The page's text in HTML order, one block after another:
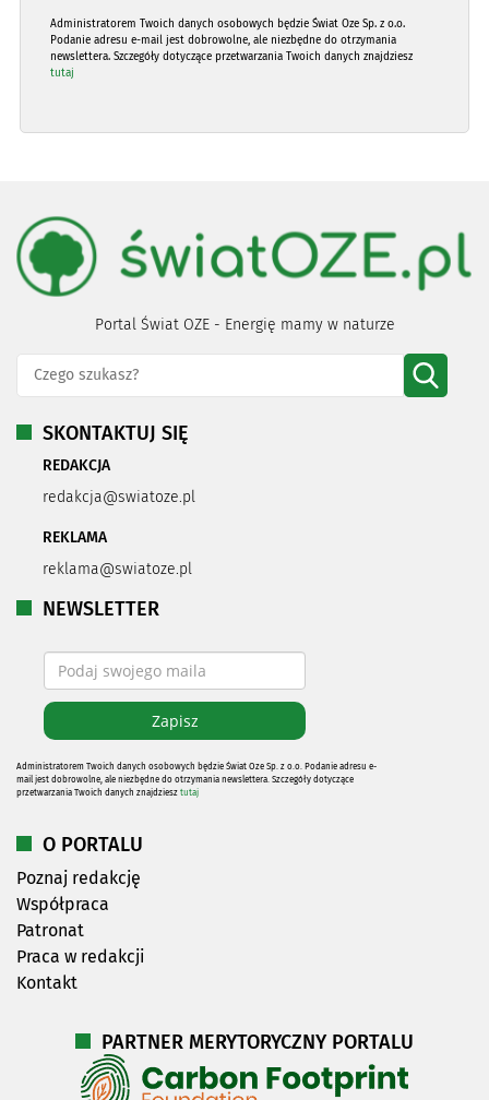
Administratorem Twoich danych osobowych będzie Świat Oze Sp. z o.o.
Podanie adresu e-mail jest dobrowolne, ale niezbędne do otrzymania
newslettera. Szczegóły dotyczące przetwarzania Twoich danych znajdziesz
tutaj
Portal Świat OZE - Energię mamy w naturze
SKONTAKTUJ SIĘ
REDAKCJA
redakcja@swiatoze.pl
REKLAMA
reklama@swiatoze.pl
NEWSLETTER
Administratorem Twoich danych osobowych będzie Świat Oze Sp. z o.o. Podanie adresu e-
mail jest dobrowolne, ale niezbędne do otrzymania newslettera. Szczegóły dotyczące
przetwarzania Twoich danych znajdziesz tutaj
O PORTALU
Poznaj redakcję
Współpraca
Patronat
Praca w redakcji
Kontakt
PARTNER MERYTORYCZNY PORTALU